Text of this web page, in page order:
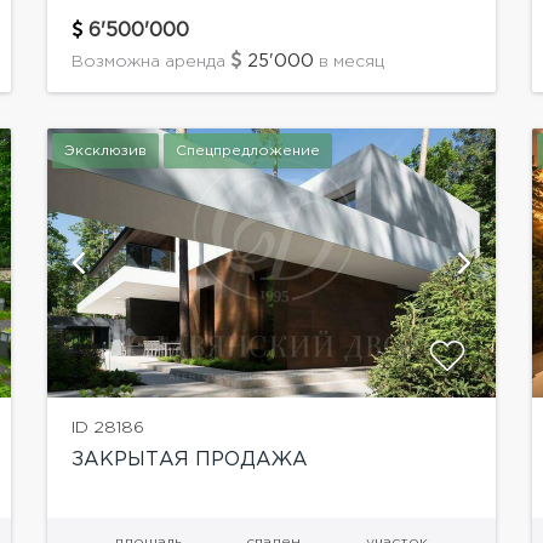
зимний сад, кабинет, гостевой с/у, гостевая
спальня со своими...
6'500'000
Возможна аренда 25'000 в месяц
Эксклюзив Спецпредложение
ID 28186
ЗАКРЫТАЯ ПРОДАЖА
показать ещё 43 фотографии